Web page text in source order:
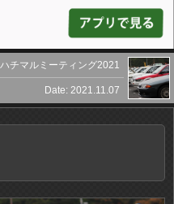
ハチマルミーティング2021
Date: 2021.11.07